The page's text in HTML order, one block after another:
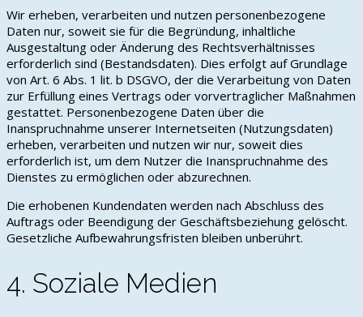
Wir erheben, verarbeiten und nutzen personenbezogene
Daten nur, soweit sie für die Begründung, inhaltliche
Ausgestaltung oder Änderung des Rechtsverhältnisses
erforderlich sind (Bestandsdaten). Dies erfolgt auf Grundlage
von Art. 6 Abs. 1 lit. b DSGVO, der die Verarbeitung von Daten
zur Erfüllung eines Vertrags oder vorvertraglicher Maßnahmen
gestattet. Personenbezogene Daten über die
Inanspruchnahme unserer Internetseiten (Nutzungsdaten)
erheben, verarbeiten und nutzen wir nur, soweit dies
erforderlich ist, um dem Nutzer die Inanspruchnahme des
Dienstes zu ermöglichen oder abzurechnen.
Die erhobenen Kundendaten werden nach Abschluss des
Auftrags oder Beendigung der Geschäftsbeziehung gelöscht.
Gesetzliche Aufbewahrungsfristen bleiben unberührt.
4. Soziale Medien